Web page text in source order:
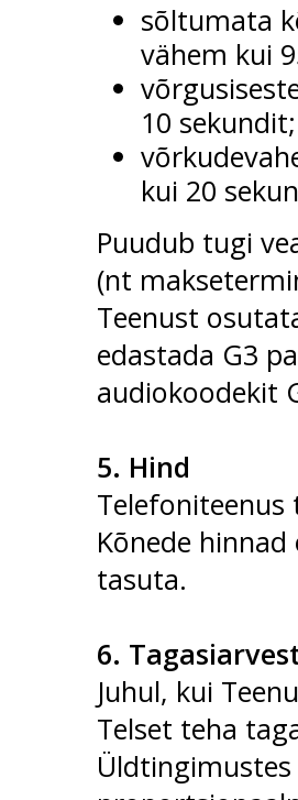
sõltumata
vähem kui
10 sekundit;
kui 20
Puudub tugi
(nt
Teenust
edastada G3
audiokoodekit
5. Hind
Kõnede
tasuta.
6.
Juhul, kui
Telset teha